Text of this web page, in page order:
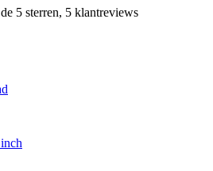
5 sterren, 5 klantreviews